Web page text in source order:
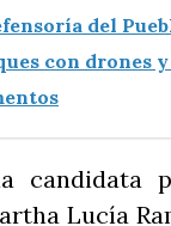
del
con drones
candidata
Lucía